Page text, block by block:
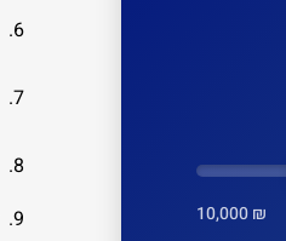
10,000 ₪